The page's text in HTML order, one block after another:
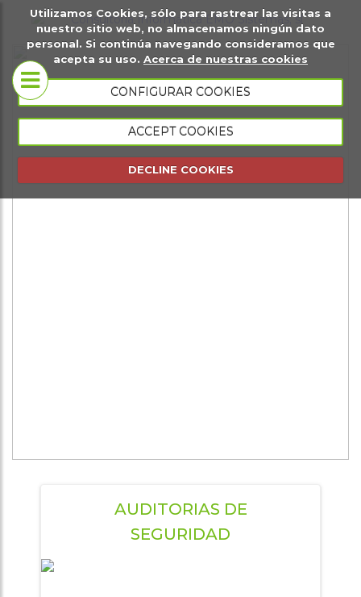
Utilizamos Cookies, sólo para rastrear las visitas a
nuestro sitio web, no almacenamos ningún dato
personal. Si continúa navegando consideramos que
acepta su uso. Acerca de nuestras cookies
CONFIGURAR COOKIES
ACCEPT COOKIES
DECLINE COOKIES
Sobre
nosotros
Conócenos
Portfolio
Páginas
web
Tiendas
virtuales
Página web
presencial
AUDITORIAS DE
SEGURIDAD